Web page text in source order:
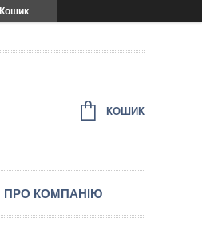
Кошик
КОШИК
ПРО КОМПАНІЮ